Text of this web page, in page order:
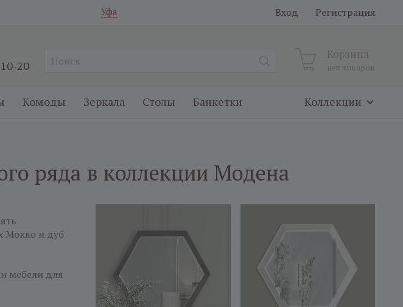
Уфа Вход Регистрация
20
Корзина
нет товаров
Комоды Зеркала Столы Банкетки Коллекции
ряда в коллекции Модена
Мокко и дуб
мебели для